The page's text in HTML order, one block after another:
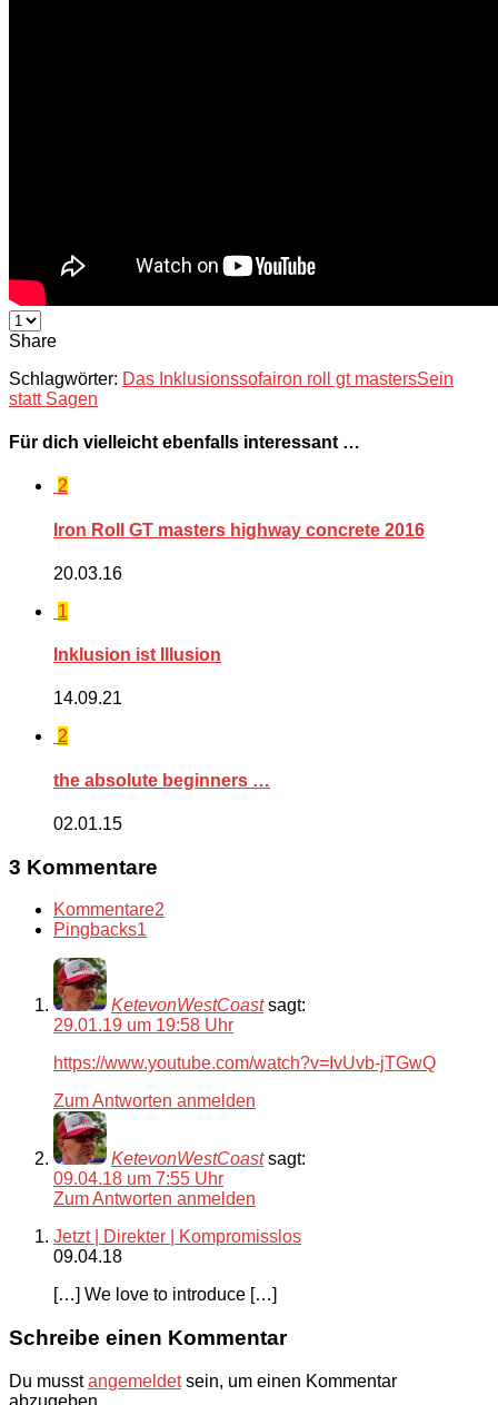
Share
Schlagwörter: Das Inklusionssofairon roll gt mastersSein
statt Sagen
Für dich vielleicht ebenfalls interessant …
2
Iron Roll GT masters highway concrete 2016
20.03.16
1
Inklusion ist Illusion
14.09.21
2
the absolute beginners …
02.01.15
3 Kommentare
Kommentare2
Pingbacks1
KetevonWestCoast sagt:
29.01.19 um 19:58 Uhr
https://www.youtube.com/watch?v=IvUvb-jTGwQ
Zum Antworten anmelden
KetevonWestCoast sagt:
09.04.18 um 7:55 Uhr
Zum Antworten anmelden
Jetzt | Direkter | Kompromisslos
09.04.18
[…] We love to introduce […]
Schreibe einen Kommentar
Du musstangemeldetsein, um einen Kommentar
abzugeben.